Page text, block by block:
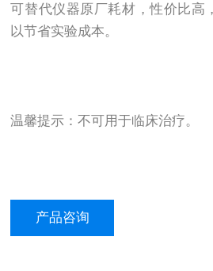
可替代仪器原厂耗材，性价比高
以节省实验成本。
温馨提示：不可用于临床治疗。
产品咨询